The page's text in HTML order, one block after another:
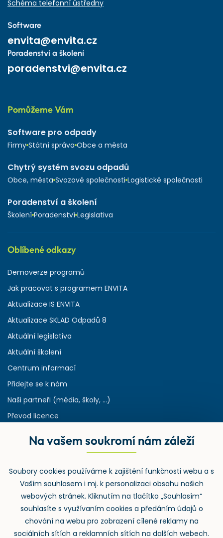
Schéma telefonní ústředny
Software
envita@envita.cz
Poradenství a školení
poradenstvi@envita.cz
Pomůžeme Vám
Software pro odpady
Firmy Státní správa Obce a města
Chytrý systém svozu odpadů
Obce, města Svozové společnosti Logistické společnosti
Poradenství a školení
Školení Poradenství Legislativa
Oblíbené odkazy
Demoverze programů
Jak pracovat s programem ENVITA
Aktualizace IS ENVITA
Aktualizace SKLAD Odpadů 8
Aktuální legislativa
Aktuální školení
Centrum informací
Přidejte se k nám
Naši partneři (média, školy, ...)
Převod licence
Rejstřík používaných zkratek v odpadech
Zpětný odběr
Na vašem soukromí nám záleží
Soubory cookies používáme k zajištění funkčnosti webu a s
Vaším souhlasem i mj. k personalizaci obsahu našich
webových stránek. Kliknutím na tlačítko „Souhlasím“
souhlasíte s využívaním cookies a předáním údajů o
chování na webu pro zobrazení cílené reklamy na
sociálních sítích a reklamních sítích na dalších webech.